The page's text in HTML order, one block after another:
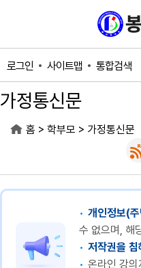
로그인 사이트맵 통합검색
가정통신문
홈 > 학부모 > 가정통신문
개인정보(
수 없으며, 해
저작권을 침
온라인 강